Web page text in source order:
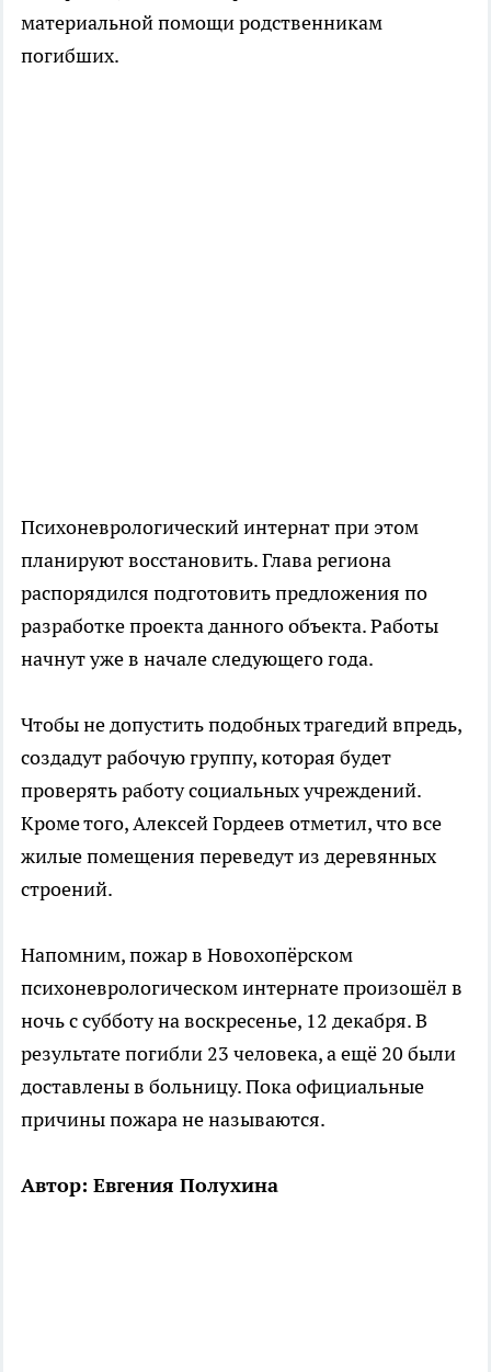
материальной помощи родственникам
погибших.
Психоневрологический интернат при этом
планируют восстановить. Глава региона
распорядился подготовить предложения по
разработке проекта данного объекта. Работы
начнут уже в начале следующего года.
Чтобы не допустить подобных трагедий впредь,
создадут рабочую группу, которая будет
проверять работу социальных учреждений.
Кроме того, Алексей Гордеев отметил, что все
жилые помещения переведут из деревянных
строений.
Напомним, пожар в Новохопёрском
психоневрологическом интернате произошёл в
ночь с субботу на воскресенье, 12 декабря. В
результате погибли 23 человека, а ещё 20 были
доставлены в больницу. Пока официальные
причины пожара не называются.
Автор: Евгения Полухина